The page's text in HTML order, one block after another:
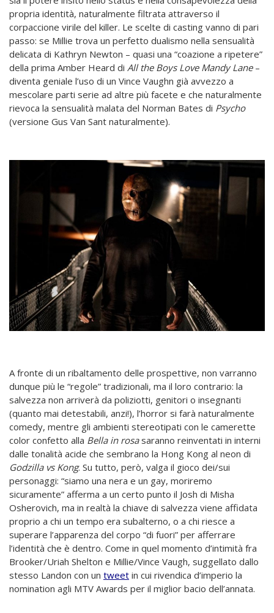
propria identità, naturalmente filtrata attraverso il
corpaccione virile del killer. Le scelte di casting vanno di pari
passo: se Millie trova un perfetto dualismo nella sensualità
delicata di Kathryn Newton – quasi una “coazione a ripetere”
della prima Amber Heard di All the Boys Love Mandy Lane–
diventa geniale l’uso di un Vince Vaughn già avvezzo a
mescolare parti serie ad altre più facete e che naturalmente
rievoca la sensualità malata del Norman Bates di Psycho
(versione Gus Van Sant naturalmente).
A fronte di un ribaltamento delle prospettive, non varranno
dunque più le “regole” tradizionali, ma il loro contrario: la
salvezza non arriverà da poliziotti, genitori o insegnanti
(quanto mai detestabili, anzi!), l’horror si farà naturalmente
comedy, mentre gli ambienti stereotipati con le camerette
color confetto alla Bella in rosasaranno reinventati in interni
dalle tonalità acide che sembrano la Hong Kong al neon di
Godzilla vs Kong. Su tutto, però, valga il gioco dei/sui
personaggi: “siamo una nera e un gay, moriremo
sicuramente” afferma a un certo punto il Josh di Misha
Osherovich, ma in realtà la chiave di salvezza viene affidata
proprio a chi un tempo era subalterno, o a chi riesce a
superare l’apparenza del corpo “di fuori” per afferrare
l’identità che è dentro. Come in quel momento d’intimità fra
Brooker/Uriah Shelton e Millie/Vince Vaugh, suggellato dallo
stesso Landon con un tweet in cui rivendica d’imperio la
nomination agli MTV Awards per il miglior bacio dell’annata.